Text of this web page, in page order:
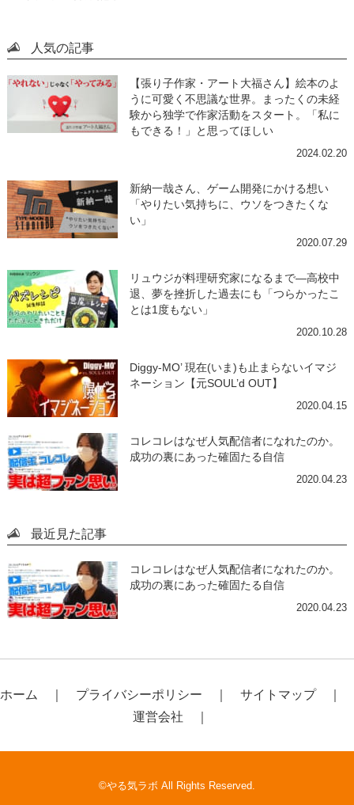
人気の記事
【張り子作家・アート大福さん】絵本のよ
うに可愛く不思議な世界。まったくの未経
験から独学で作家活動をスタート。「私に
もできる！」と思ってほしい
2024.02.20
新納一哉さん、ゲーム開発にかける想い
「やりたい気持ちに、ウソをつきたくな
い」
2020.07.29
リュウジが料理研究家になるまで―高校中
退、夢を挫折した過去にも「つらかったこ
とは1度もない」
2020.10.28
Diggy-MO’ 現在(いま)も止まらないイマジ
ネーション【元SOUL’d OUT】
2020.04.15
コレコレはなぜ人気配信者になれたのか。
成功の裏にあった確固たる自信
2020.04.23
最近見た記事
コレコレはなぜ人気配信者になれたのか。
成功の裏にあった確固たる自信
2020.04.23
ホーム プライバシーポリシー
サイトマップ
運営会社
©やる気ラボ All Rights Reserved.